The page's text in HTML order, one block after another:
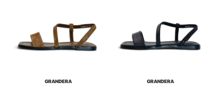
GRANDERA GRANDERA